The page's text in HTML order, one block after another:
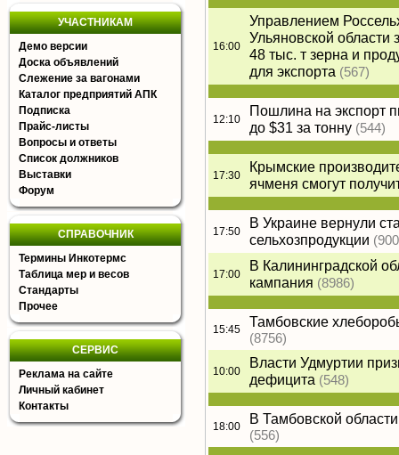
УЧАСТНИКАМ
Демо версии
Доска объявлений
Слежение за вагонами
Каталог предприятий АПК
Подписка
Прайс-листы
Вопросы и ответы
Список должников
Выставки
Форум
СПРАВОЧНИК
Термины Инкотермс
Таблица мер и весов
Стандарты
Прочее
СЕРВИС
Реклама на сайте
Личный кабинет
Контакты
16:00
Управлением
Ульяновской области
48 тыс. т зерна и
для экспорта (567)
12:10
Пошлина на экспорт
до $31 за тонну (544)
17:30
Крымские
ячменя смогут
17:50
В Украине вернули
сельхозпродукции
17:00
В Калининградской
кампания (8986)
15:45 Тамбовские
(8756)
10:00
Власти Удмуртии
дефицита (548)
18:00 В Тамбовской
(556)